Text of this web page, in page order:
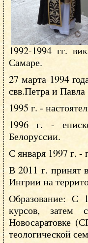
1992-1994 гг.
Самаре.
27 марта 1994
свв.Петра и
1995 г. -
1996 г. -
Белоруссии.
С января 1997 г.
В 2011 г. принят
Ингрии на
Образование: С
курсов, затем
Новосаратовке
теологической